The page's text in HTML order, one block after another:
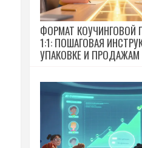
ФОРМАТ КОУЧИНГОВОЙ
1:1: ПОШАГОВАЯ
УПАКОВКЕ И ПРОДАЖАМ